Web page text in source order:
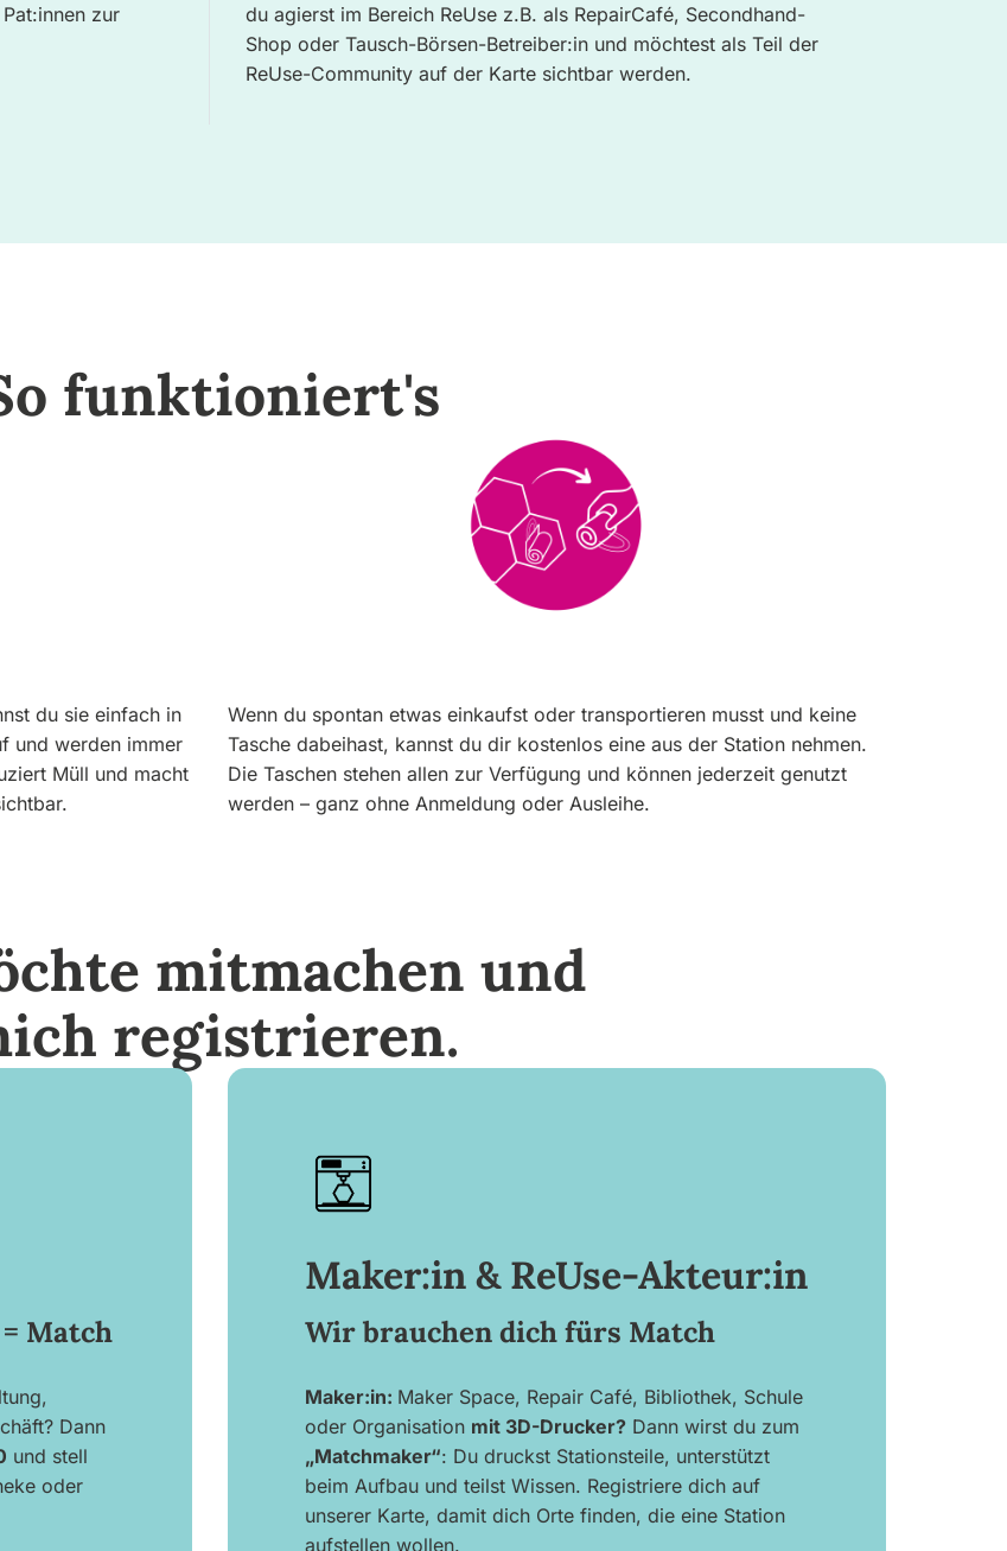
zur
du agierst im Bereich ReUse z.B. als RepairCafé, Secondhand-
Shop oder Tausch-Börsen-Betreiber:in und möchtest als Teil der
ReUse-Community auf der Karte sichtbar werden.
funktioniert's
du sie einfach in
und werden immer
Müll und macht
Wenn du spontan etwas einkaufst oder transportieren musst und keine
Tasche dabeihast, kannst du dir kostenlos eine aus der Station nehmen.
Die Taschen stehen allen zur Verfügung und können jederzeit genutzt
werden – ganz ohne Anmeldung oder Ausleihe.
mitmachen und
registrieren.
Match
Dann
und stell
oder
Maker:in & ReUse-Akteur:in
Wir brauchen dich fürs Match
Maker:in: Maker Space, Repair Café, Bibliothek, Schule
oder Organisation mit 3D-Drucker? Dann wirst du zum
„Matchmaker“: Du druckst Stationsteile, unterstützt
beim Aufbau und teilst Wissen. Registriere dich auf
unserer Karte, damit dich Orte finden, die eine Station
aufstellen wollen.